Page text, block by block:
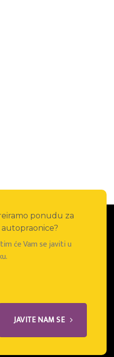
ponudu za
će Vam se javiti u
JAVITE NAM SE